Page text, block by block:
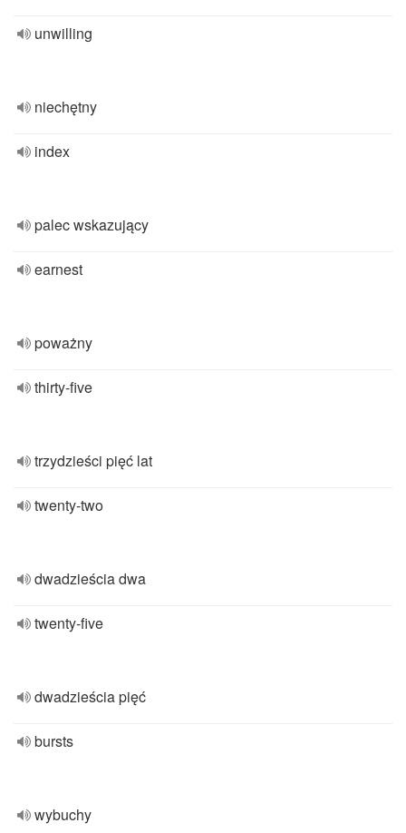
unwilling
niechętny
index
palec wskazujący
earnest
poważny
thirty-five
trzydzieści pięć lat
twenty-two
dwadzieścia dwa
twenty-five
dwadzieścia pięć
bursts
wybuchy